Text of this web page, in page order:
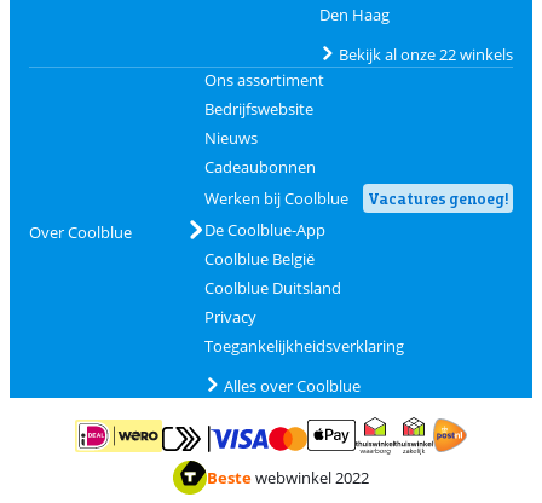
Den Haag
Bekijk al onze 22 winkels
Over Coolblue
Ons assortiment
Bedrijfswebsite
Nieuws
Cadeaubonnen
Werken bij Coolblue
Vacatures genoeg!
De Coolblue-App
Coolblue België
Coolblue Duitsland
Privacy
Toegankelijkheidsverklaring
Alles over Coolblue
Betalen met iDEAL | WeroBetalen met MasterCard en Visa via ClickToPay
Betalen met ApplePay
Thuiswinkel waarborg
Bestewebwinkel 2022